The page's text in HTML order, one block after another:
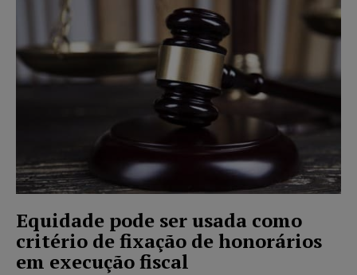
Equidade pode ser usada como
critério de fixação de honorários
em execução fiscal